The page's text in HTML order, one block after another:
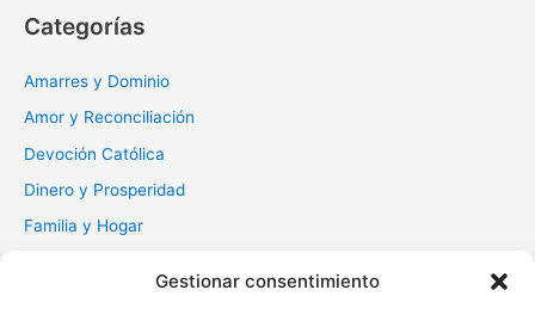
Gestionar consentimiento
a
r
Categorías
Amarres y Dominio
Amor y Reconciliación
Devoción Católica
Dinero y Prosperidad
Familia y Hogar